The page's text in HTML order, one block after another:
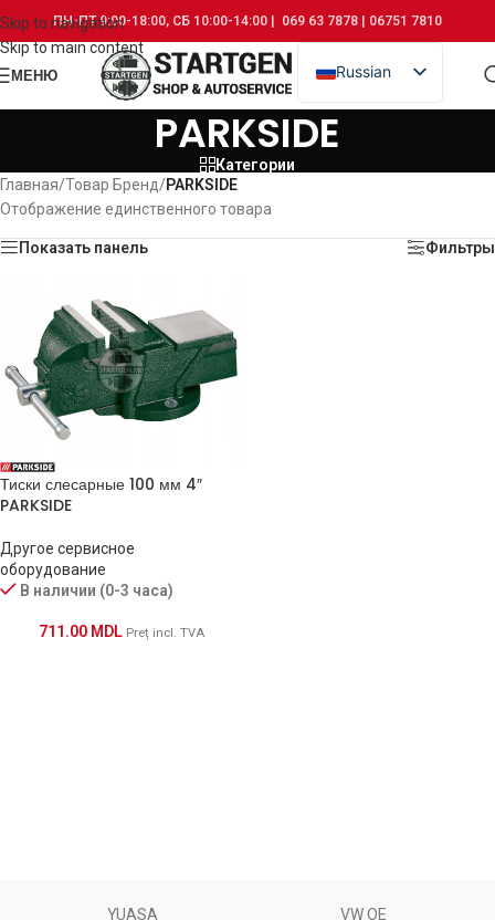
Skip to navigation
Skip to main content
ПН-ПТ 9:00-18:00, СБ 10:00-14:00 | 069 63 7878 | 06751 7810
МЕНЮ
Russian
Romanian
PARKSIDE
Категории
Главная/Товар Бренд/PARKSIDE
Отображение единственного товара
Показать панель Фильтры
Тиски слесарные 100 мм 4″
PARKSIDE
Другое сервисное
оборудование
В наличии (0-3 часа)
711.00 MDL Preț incl. TVA
YUASA VW OE